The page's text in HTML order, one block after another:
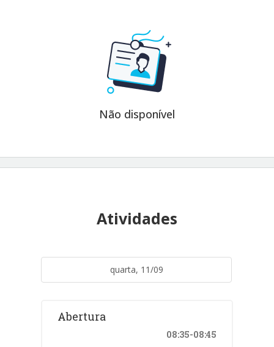
Não disponível
Atividades
quarta, 11/09
Abertura
08:35-08:45